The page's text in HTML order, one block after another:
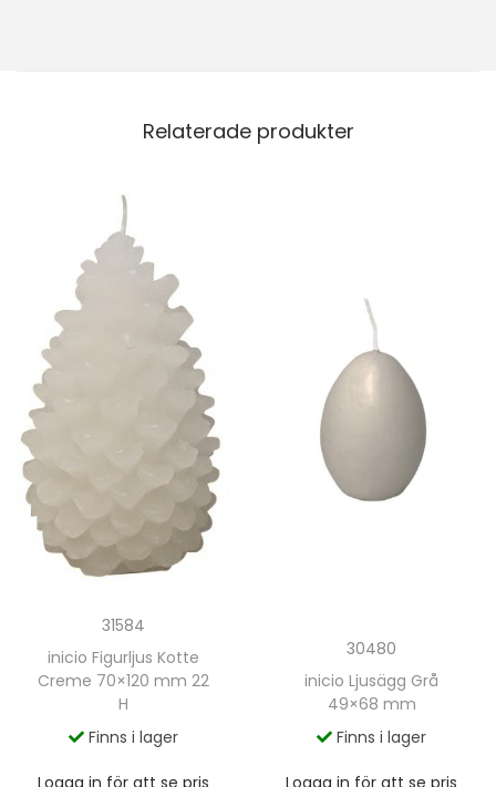
Relaterade produkter
31584
inicio Figurljus Kotte
Creme 70×120 mm 22
H
Finns i lager
30480
inicio Ljusägg Grå
49×68 mm
Finns i lager